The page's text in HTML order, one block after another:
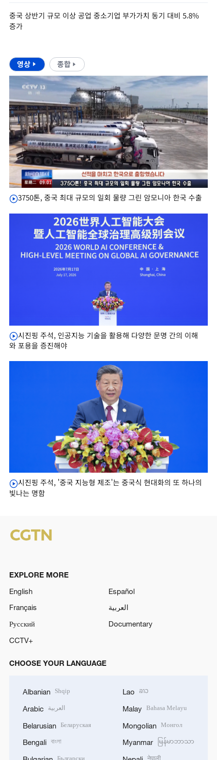
중국 상반기 규모 이상 공업 중소기업 부가가치 동기 대비 5.8%
증가
영상 종합
3750톤, 중국 최대 규모의 일회 물량 그린 암모니아 한국 수출
시진핑 주석, 인공지능 기술을 활용해 다양한 문명 간의 이해
와 포용을 증진해야
시진핑 주석, '중국 지능형 제조'는 중국식 현대화의 또 하나의
빛나는 명함
EXPLORE MORE
English
Español
Français
العربية
Русский
Documentary
CCTV+
CHOOSE YOUR LANGUAGE
Albanian Shqip
Arabic العربية
Belarusian Беларуская
Bengali বাংলা
Lao ລາວ
Malay Bahasa Melayu
Mongolian Монгол
Myanmar မြန်မာဘာသာ